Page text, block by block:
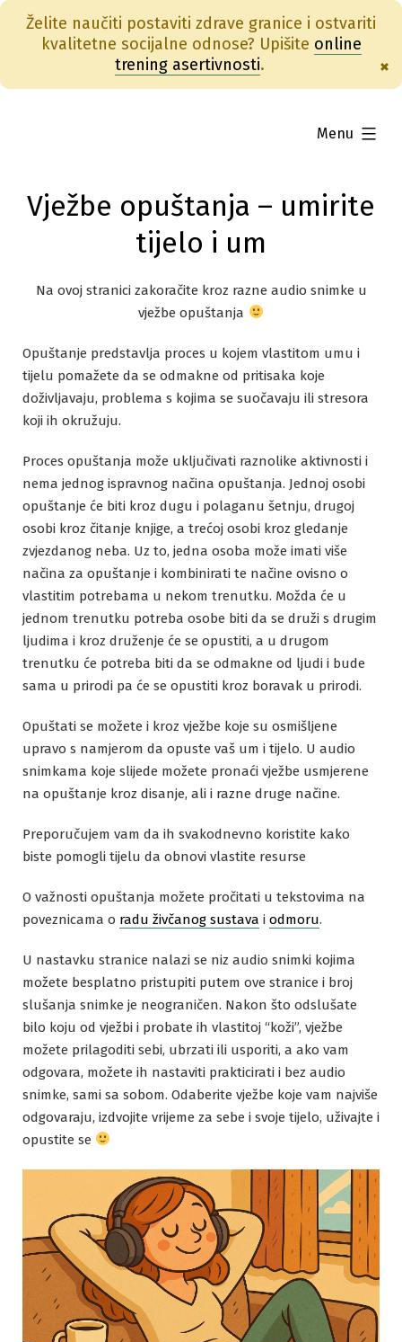
Želite naučiti postaviti zdrave granice i ostvariti
kvalitetne socijalne odnose? Upišite online
trening asertivnosti. ×
Menu
expanded
Vježbe opuštanja – umirite
tijelo i um
Na ovoj stranici zakoračite kroz razne audio snimke u
vježbe opuštanja
Opuštanje predstavlja proces u kojem vlastitom umu i
tijelu pomažete da se odmakne od pritisaka koje
doživljavaju, problema s kojima se suočavaju ili stresora
koji ih okružuju.
Proces opuštanja može uključivati raznolike aktivnosti i
nema jednog ispravnog načina opuštanja. Jednoj osobi
opuštanje će biti kroz dugu i polaganu šetnju, drugoj
osobi kroz čitanje knjige, a trećoj osobi kroz gledanje
zvjezdanog neba. Uz to, jedna osoba može imati više
načina za opuštanje i kombinirati te načine ovisno o
vlastitim potrebama u nekom trenutku. Možda će u
jednom trenutku potreba osobe biti da se druži s drugim
ljudima i kroz druženje će se opustiti, a u drugom
trenutku će potreba biti da se odmakne od ljudi i bude
sama u prirodi pa će se opustiti kroz boravak u prirodi.
Opuštati se možete i kroz vježbe koje su osmišljene
upravo s namjerom da opuste vaš um i tijelo. U audio
snimkama koje slijede možete pronaći vježbe usmjerene
na opuštanje kroz disanje, ali i razne druge načine.
Preporučujem vam da ih svakodnevno koristite kako
biste pomogli tijelu da obnovi vlastite resurse
O važnosti opuštanja možete pročitati u tekstovima na
poveznicama o radu živčanog sustava i odmoru.
U nastavku stranice nalazi se niz audio snimki kojima
možete besplatno pristupiti putem ove stranice i broj
slušanja snimke je neograničen. Nakon što odslušate
bilo koju od vježbi i probate ih vlastitoj “koži”, vježbe
možete prilagoditi sebi, ubrzati ili usporiti, a ako vam
odgovara, možete ih nastaviti prakticirati i bez audio
snimke, sami sa sobom. Odaberite vježbe koje vam najviše
odgovaraju, izdvojite vrijeme za sebe i svoje tijelo, uživajte i
opustite se